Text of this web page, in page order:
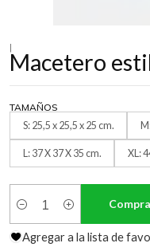
|
Macetero
TAMAÑOS
S: 25,5 x 25,5 x 25 cm.
L: 37 X 37 X 35 cm. XL:
Cantidad
Agregar a la lista de